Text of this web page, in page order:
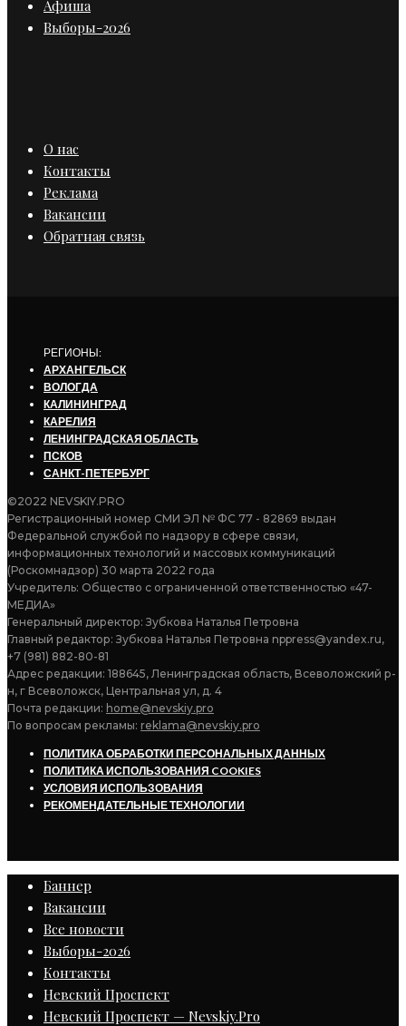
Афиша
Выборы-2026
О нас
Контакты
Реклама
Вакансии
Обратная связь
РЕГИОНЫ:
АРХАНГЕЛЬСК
ВОЛОГДА
КАЛИНИНГРАД
КАРЕЛИЯ
ЛЕНИНГРАДСКАЯ ОБЛАСТЬ
ПСКОВ
САНКТ-ПЕТЕРБУРГ
©2022 NEVSKIY.PRO
Регистрационный номер СМИ ЭЛ № ФС 77 - 82869 выдан
Федеральной службой по надзору в сфере связи,
информационных технологий и массовых коммуникаций
(Роскомнадзор) 30 марта 2022 года
Учредитель: Общество с ограниченной ответственностью «47-
МЕДИА»
Генеральный директор: Зубкова Наталья Петровна
Главный редактор: Зубкова Наталья Петровна nppress@yandex.ru,
+7 (981) 882-80-81
Адрес редакции: 188645, Ленинградская область, Всеволожский р-
н, г Всеволожск, Центральная ул, д. 4
Почта редакции: home@nevskiy.pro
По вопросам рекламы: reklama@nevskiy.pro
ПОЛИТИКА ОБРАБОТКИ ПЕРСОНАЛЬНЫХ ДАННЫХ
ПОЛИТИКА ИСПОЛЬЗОВАНИЯ COOKIES
УСЛОВИЯ ИСПОЛЬЗОВАНИЯ
РЕКОМЕНДАТЕЛЬНЫЕ ТЕХНОЛОГИИ
Баннер
Вакансии
Все новости
Выборы-2026
Контакты
Невский Проспект
Невский Проспект — Nevskiy.Pro